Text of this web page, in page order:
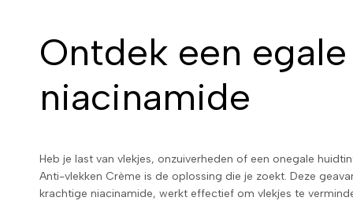
Ontdek een
niacinamide
Heb je last van vlekjes, onzuiverheden of een onegale
Anti-vlekken Crème is de oplossing die je zoekt. Deze
krachtige niacinamide, werkt effectief om vlekjes te